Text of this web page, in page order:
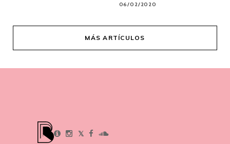
06/02/2020
MÁS ARTÍCULOS
𝕏